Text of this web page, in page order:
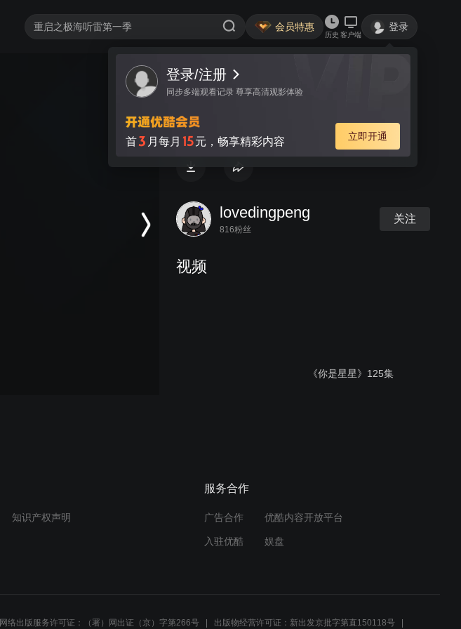
会员特惠
历史 客户端
登录
登录/注册
同步多端观看记录 尊享高清观影体验
首3 月每月 15元，畅享精彩内容 立即开通
视频 讨论
权利背后 第18集
lovedingpeng
816粉丝
关注
视频
《你是星星》125集
知识产权声明
服务合作
广告合作 优酷内容开放平台
入驻优酷 娱盘
网络出版服务许可证：（署）网出证（京）字第266号 出版物经营许可证：新出发京批字第直150118号